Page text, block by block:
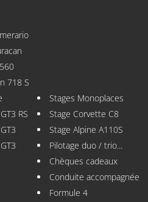
718 S
RS
Stages Monoplaces
Stage Corvette C8
Stage Alpine A110S
Pilotage duo / trio...
Chèques cadeaux
Conduite accompagnée
Formule 4